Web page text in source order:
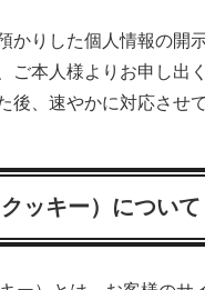
かりした個人情報の開
ご本人様よりお申し出
後、速やかに対応させ
ッキー）について